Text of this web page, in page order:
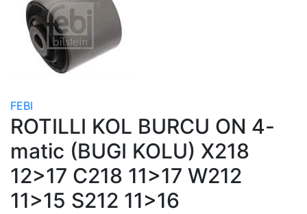
FEBI
ROTILLI KOL BURCU ON 4-
matic (BUGI KOLU) X218
12>17 C218 11>17 W212
11>15 S212 11>16